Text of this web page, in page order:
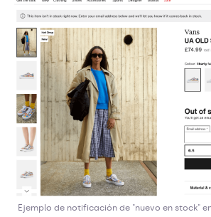
Ejemplo de notificación de "nuevo en stock"